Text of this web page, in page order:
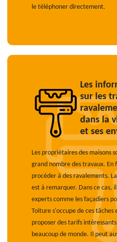
le téléphoner directement.
Les
sur les
dans la
et ses
Les propriétaires des maisons
grand nombre des travaux. En
procéder à des ravalements.
est à remarquer. Dans ce cas,
experts comme les façadiers
Toiture s'occupe de ces tâches
proposer des tarifs
beaucoup de monde. Il peut